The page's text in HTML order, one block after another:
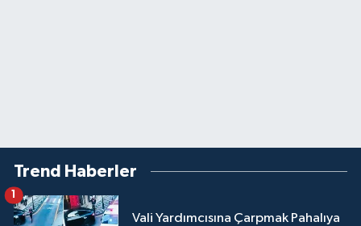
Trend Haberler
Vali Yardımcısına Çarpmak Pahalıya
1